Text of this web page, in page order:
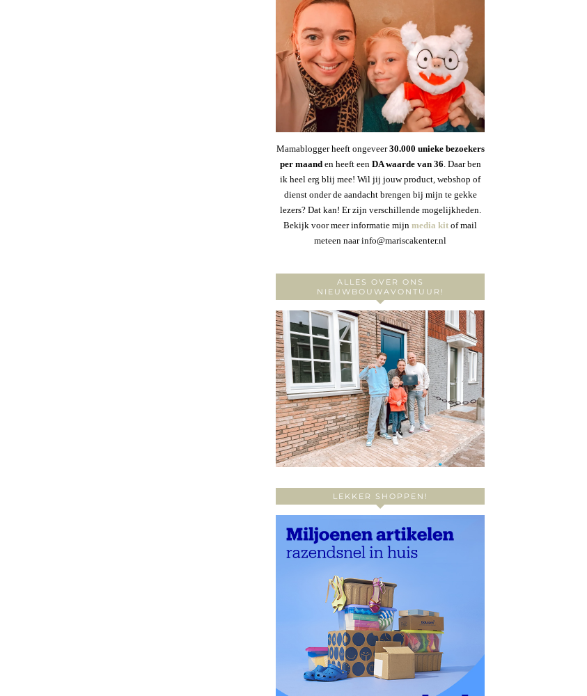
Mamablogger heeft ongeveer30.000 unieke bezoekers
per maanden heeft een DA waarde van 36. Daar ben
ik heel erg blij mee! Wil jij jouw product, webshop of
dienst onder de aandacht brengen bij mijn te gekke
lezers? Dat kan! Er zijn verschillende mogelijkheden.
Bekijk voor meer informatie mijn media kit of mail
meteen naar info@mariscakenter.nl
ALLES OVER ONS
NIEUWBOUWAVONTUUR!
LEKKER SHOPPEN!